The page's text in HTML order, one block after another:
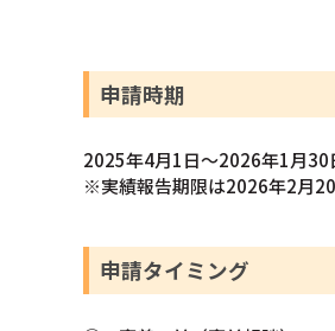
申請時期
2025年4月1日～2026年1月30
※実績報告期限は2026年2月
申請タイミング